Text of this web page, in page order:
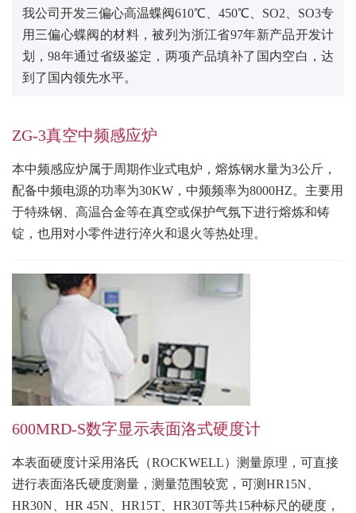
我公司开发三偏心高温蝶阀610℃、450℃、SO2、SO3专
用三偏心蝶阀的材料，被列为浙江省97年新产品开发计
划，98年通过省级鉴定，两项产品填补了国内空白，达
到了国内领先水平。
ZG-3真空中频感应炉
本中频感应炉属于周期作业式电炉，熔炼钢水量为3公斤，
配备中频电源的功率为30KW，中频频率为8000HZ。主要用
于特殊钢、高温合金等在真空或保护气氛下进行熔炼和铸
锭，也用对小零件进行淬火和退火等热处理。
600MRD-S数字显示表面洛式硬度计
本表面硬度计采用洛氏（ROCKWELL）测量原理，可直接
进行表面洛氏硬度测量，测量范围较宽，可测HR15N、
HR30N、HR 45N、HR15T、HR30T等共15种标尺的硬度，